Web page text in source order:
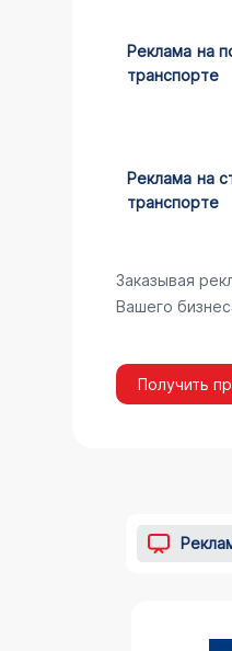
Реклама на
транспорте
Реклама на
транспорте
Заказывая
Вашего
Получить